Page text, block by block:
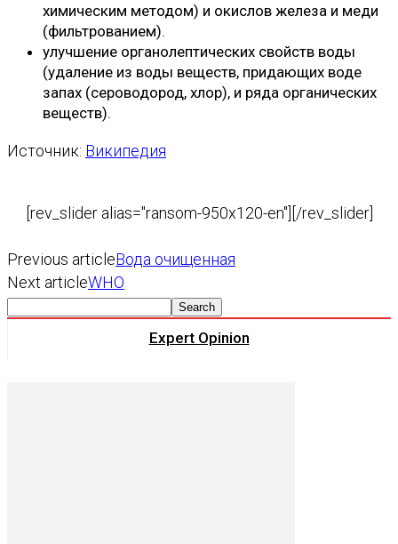
химическим методом) и окислов железа и меди
(фильтрованием).
улучшение органолептических свойств воды
(удаление из воды веществ, придающих воде
запах (сероводород, хлор), и ряда органических
веществ).
Источник: Википедия
[rev_slider alias="ransom-950x120-en"][/rev_slider]
Previous articleВода очищенная
Next articleWHO
Expert Opinion